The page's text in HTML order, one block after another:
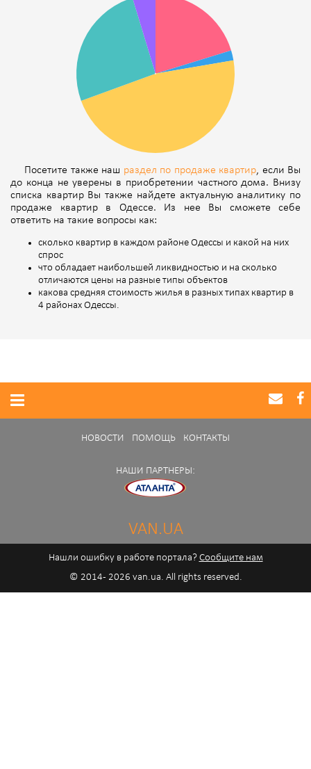
Посетите также наш раздел по продаже квартир, если Вы
до конца не уверены в приобретении частного дома. Внизу
списка квартир Вы также найдете актуальную аналитику по
продаже квартир в Одессе. Из нее Вы сможете себе
ответить на такие вопросы как:
сколько квартир в каждом районе Одессы и какой на них
спрос
что обладает наибольшей ликвидностью и на сколько
отличаются цены на разные типы объектов
какова средняя стоимость жилья в разных типах квартир в
4 районах Одессы.
НОВОСТИ ПОМОЩЬ КОНТАКТЫ
НАШИ ПАРТНЕРЫ:
VAN.UA
Нашли ошибку в работе портала? Сообщите нам
© 2014 - 2026 van.ua. All rights reserved.